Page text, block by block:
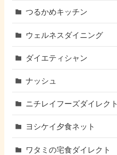
つるかめキッチン
ウェルネスダイニング
ダイエティシャン
ナッシュ
ニチレイフーズダイレクト
ヨシケイ夕食ネット
ワタミの宅食ダイレクト